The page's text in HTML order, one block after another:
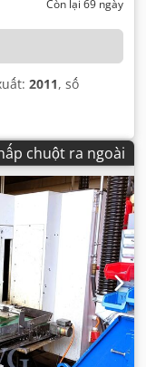
Còn lại 69 ngày
2011, số
chuột ra ngoài